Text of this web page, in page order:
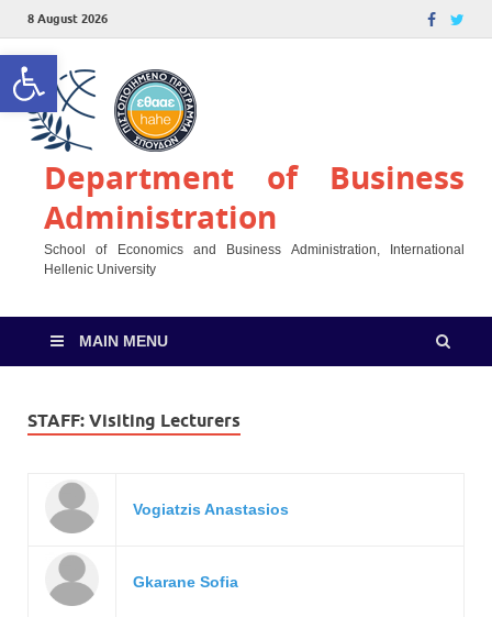
Open toolbar
8 August 2026
Department of Business
Administration
School of Economics and Business Administration, International
Hellenic University
MAIN MENU
STAFF: Visiting Lecturers
Vogiatzis Anastasios
Gkarane Sofia